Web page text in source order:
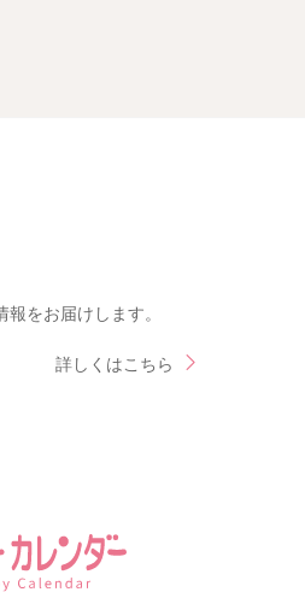
をお届けします。
詳しくはこちら